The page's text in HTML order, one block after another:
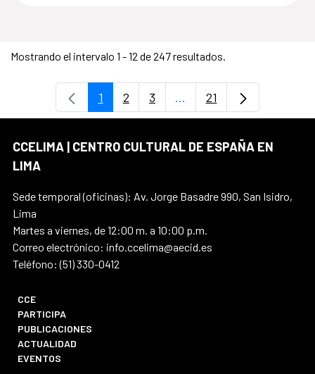
Mostrando el intervalo 1 - 12 de 247 resultados.
Página
1 Página
2 Página
3 ...Páginas intermedias
Página
21
CCELIMA | CENTRO CULTURAL DE ESPAÑA EN
LIMA
Sede temporal (oficinas): Av. Jorge Basadre 990, San Isidro,
Lima
Martes a viernes, de 12:00 m. a 10:00 p.m.
Correo electrónico: info.ccelima@aecid.es
Teléfono: (51) 330-0412
CCE
PARTICIPA
PUBLICACIONES
ACTUALIDAD
EVENTOS